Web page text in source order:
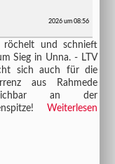
2026 um 08:56
röchelt und schnieft
Sieg in Unna. - LTV
sich auch für die
aus Rahmede
an der
Weiterlesen